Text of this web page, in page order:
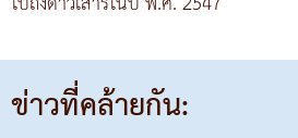
ข่าวที่คล้ายกัน: